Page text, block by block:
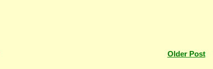
Older Post